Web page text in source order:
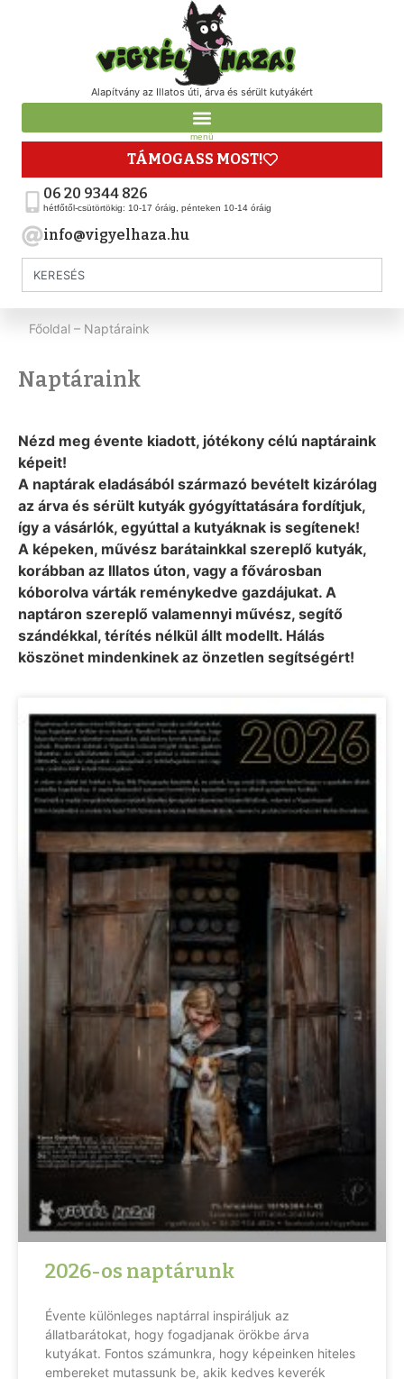
Alapítvány az Illatos úti, árva és sérült kutyákért
menü
TÁMOGASS MOST!
06 20 9344 826
hétfőtől-csütörtökig: 10-17 óráig, pénteken 10-14 óráig
info@vigyelhaza.hu
Főoldal – Naptáraink
Naptáraink
Nézd meg évente kiadott, jótékony célú naptáraink
képeit!
A naptárak eladásából származó bevételt kizárólag
az árva és sérült kutyák gyógyíttatására fordítjuk,
így a vásárlók, egyúttal a kutyáknak is segítenek!
A képeken, művész barátainkkal szereplő kutyák,
korábban az Illatos úton, vagy a fővárosban
kóborolva várták reménykedve gazdájukat. A
naptáron szereplő valamennyi művész, segítő
szándékkal, térítés nélkül állt modellt. Hálás
köszönet mindenkinek az önzetlen segítségért!
2026-os naptárunk
Évente különleges naptárral inspiráljuk az
állatbarátokat, hogy fogadjanak örökbe árva
kutyákat. Fontos számunkra, hogy képeinken hiteles
embereket mutassunk be, akik kedves keverék